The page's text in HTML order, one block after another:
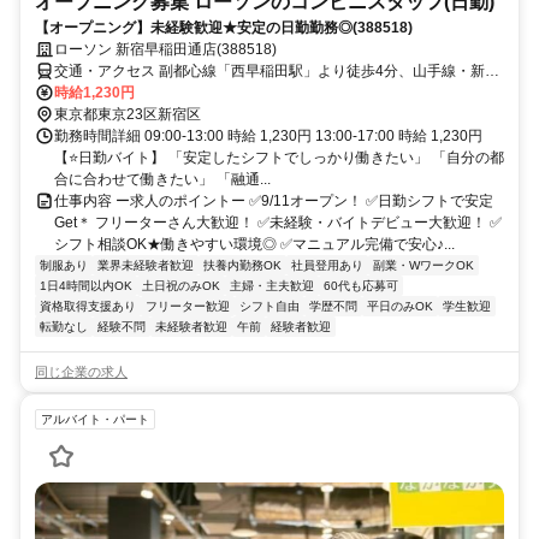
【オープニング】未経験歓迎★安定の日勤勤務◎(388518)
ローソン 新宿早稲田通店(388518)
交通・アクセス 副都心線「西早稲田駅」より徒歩4分、山手線・新宿
線・東西線「高田馬場駅」より徒歩6分、都電荒川線「面影橋駅」よ
り徒歩7分
時給1,230円
東京都東京23区新宿区
勤務時間詳細 09:00-13:00 時給 1,230円 13:00-17:00 時給 1,230円
【⭐日勤バイト】 「安定したシフトでしっかり働きたい」 「自分の都
合に合わせて働きたい」 「融通...
仕事内容 ー求人のポイントー ✅9/11オープン！ ✅日勤シフトで安定
Get＊ フリーターさん大歓迎！ ✅未経験・バイトデビュー大歓迎！ ✅
シフト相談OK★働きやすい環境◎ ✅マニュアル完備で安心♪...
制服あり 業界未経験者歓迎 扶養内勤務OK 社員登用あり
副業・WワークOK
1日4時間以内OK
土日祝のみOK 主婦・主夫歓迎
60代も応募可
資格取得支援あり
フリーター歓迎 シフト自由 学歴不問 平日のみOK
学生歓迎
転勤なし
経験不問 未経験者歓迎 午前 経験者歓迎
同じ企業の求人
アルバイト・パート